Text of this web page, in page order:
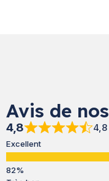
Avis de
4,8 4,8
Excellent